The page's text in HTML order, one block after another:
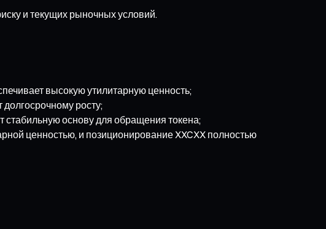
и текущих рыночных условий.
высокую утилитарную ценность;
росту;
стабильную основу для обращения токена;
ценностью, и позиционирование XXCXX полностью